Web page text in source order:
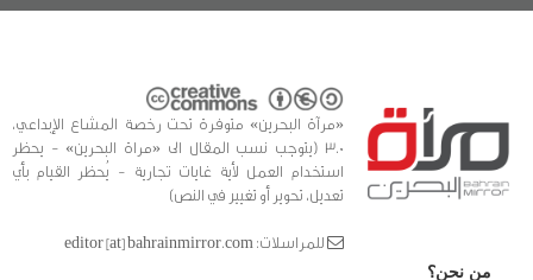
«مرآة البحرين» متوفرة تحت رخصة المشاع الإبداعي،
3.0 (يتوجب نسب المقال الى «مراة البحرين» - يحظر
استخدام العمل لأية غايات تجارية - يُحظر القيام بأي
تعديل، تحوير أو تغيير في النص)
للمراسلات: editor [at] bahrainmirror.com
من نحن؟